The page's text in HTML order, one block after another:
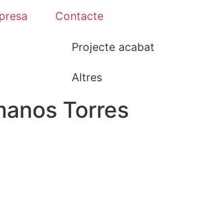
Contacte
Projecte acabat
Altres
Torres